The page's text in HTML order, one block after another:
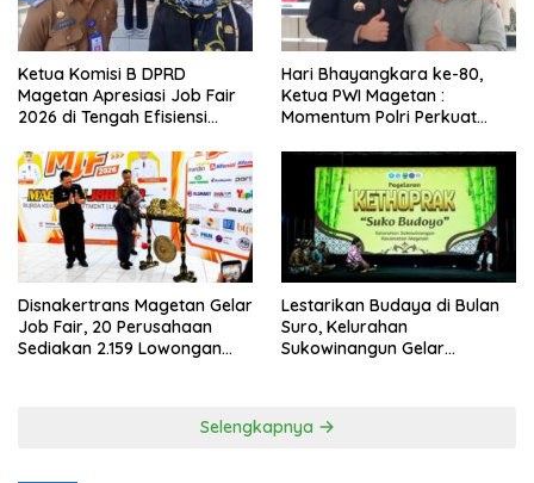
Ketua Komisi B DPRD
Magetan Apresiasi Job Fair
2026 di Tengah Efisiensi
Hari Bhayangkara ke-80,
Ketua PWI Magetan :
Momentum Polri Perkuat
Disnakertrans Magetan Gelar
Job Fair, 20 Perusahaan
Sediakan 2.159 Lowongan
Lestarikan Budaya di Bulan
Suro, Kelurahan
Sukowinangun Gelar
Selengkapnya